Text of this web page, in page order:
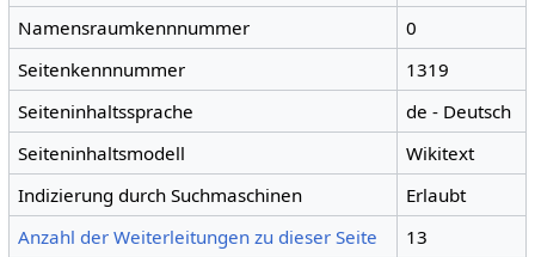
Namensraumkennnummer
0
Seitenkennnummer
1319
Seiteninhaltssprache
de - Deutsch
Seiteninhaltsmodell
Wikitext
Indizierung durch Suchmaschinen
Erlaubt
Anzahl der Weiterleitungen zu dieser Seite
13